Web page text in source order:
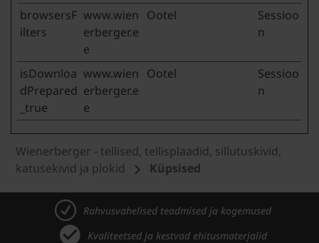
browsersF
ilters
www.wien
erberger.e
e
Ootel
Sessioo
n
isDownloa
dPrepared
_true
www.wien
erberger.e
e
Ootel
Sessioo
n
Wienerberger - tellised, tellisplaadid, sillutuskivid,
katusekivid ja plokid
Küpsised
Rahvusvahelised teadmised ja kogemused
Kvaliteetsed ja kestvad ehitusmaterjalid